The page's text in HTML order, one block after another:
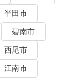
半田市
碧南市
西尾市
江南市